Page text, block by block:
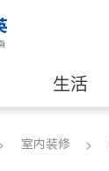
生活
律师
室内装修